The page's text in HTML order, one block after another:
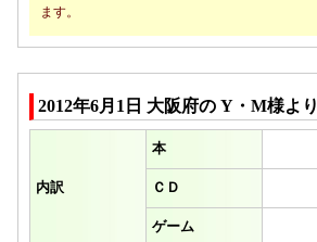
ます。
2012年6月1日 大阪府の Y・M様より
内訳
本
ＣＤ
ゲーム